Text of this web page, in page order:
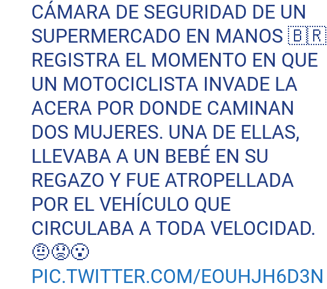
CÁMARA DE SEGURIDAD DE UN
SUPERMERCADO EN MANOS 🇧🇷
REGISTRA EL MOMENTO EN QUE
UN MOTOCICLISTA INVADE LA
ACERA POR DONDE CAMINAN
DOS MUJERES. UNA DE ELLAS,
LLEVABA A UN BEBÉ EN SU
REGAZO Y FUE ATROPELLADA
POR EL VEHÍCULO QUE
CIRCULABA A TODA VELOCIDAD.
🤨😟😮
PIC.TWITTER.COM/EOUHJH6D3N